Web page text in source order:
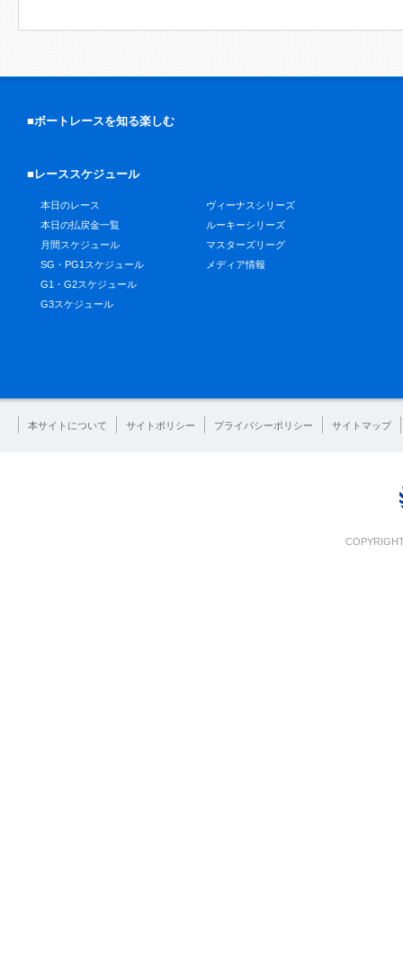
■ボートレースを知る楽しむ
■レーススケジュール
本日のレース
本日の払戻金一覧
月間スケジュール
SG・PG1スケジュール
G1・G2スケジュール
G3スケジュール
ヴィーナスシリーズ
ルーキーシリーズ
マスターズリーグ
メディア情報
本サイトについて サイトポリシー プライバシーポリシー サイトマップ